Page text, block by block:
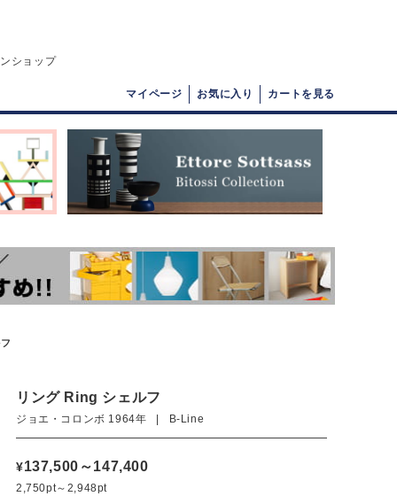
ショップ
マイページ お気に入り カートを見る
リング Ring シェルフ
ジョエ・コロンボ 1964年 | B-Line
¥137,500～147,400
2,750pt～2,948pt